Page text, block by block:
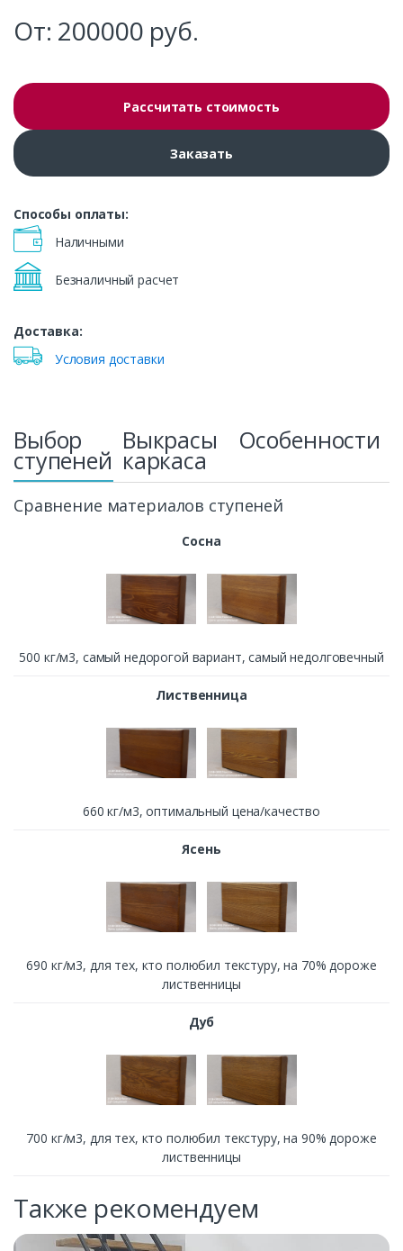
От: 200000 руб.
Рассчитать стоимость
Заказать
Способы оплаты:
Наличными
Безналичный расчет
Доставка:
Условия доставки
Выбор
ступеней
Выкрасы
каркаса
Особенности
Сравнение материалов ступеней
Сосна
500 кг/м3, cамый недорогой вариант, самый недолговечный
Лиственница
660 кг/м3, оптимальный цена/качество
Ясень
690 кг/м3, для тех, кто полюбил текстуру, на 70% дороже
лиственницы
Дуб
700 кг/м3, для тех, кто полюбил текстуру, на 90% дороже
лиственницы
Также рекомендуем